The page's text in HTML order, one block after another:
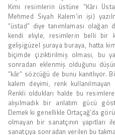
Kimi resimlerin üstüne “Kârı
Mehmed Siyah Kalem’in işi)
“üstad” diye tanımlaması olağan
kendi eliyle, resimlerin belli bir
gelişigüzel şuraya buraya, hatta
biçimde çiziktirilmiş olması, bu
sonradan eklenmiş olduğunu
“kâr” sözcüğü de bunu kanıtlıyor.
kalem deyimi, renk
Renkli oldukları halde bu
alışılmadık bir anlatım gücü
Demek ki genellikle Ortaçağ’da
olmayan bir sanatçının yapıtları
sanatçıya sonradan verilen bu